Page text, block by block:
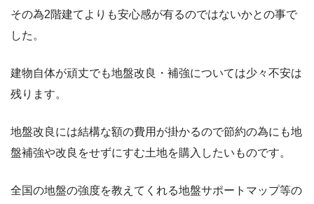
その為2階建てよりも安心感が有るのではないかとの事で
した。
建物自体が頑丈でも地盤改良・補強については少々不安は
残ります。
地盤改良には結構な額の費用が掛かるので節約の為にも地
盤補強や改良をせずにすむ土地を購入したいものです。
全国の地盤の強度を教えてくれる地盤サポートマップ等の